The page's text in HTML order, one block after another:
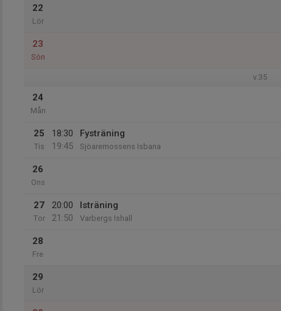
22
Lör
23
Sön
v.35
24
Mån
25
Tis
18:30
19:45
Fysträning
Sjöaremossens Isbana
26
Ons
27
Tor
20:00
21:50
Isträning
Varbergs Ishall
28
Fre
29
Lör